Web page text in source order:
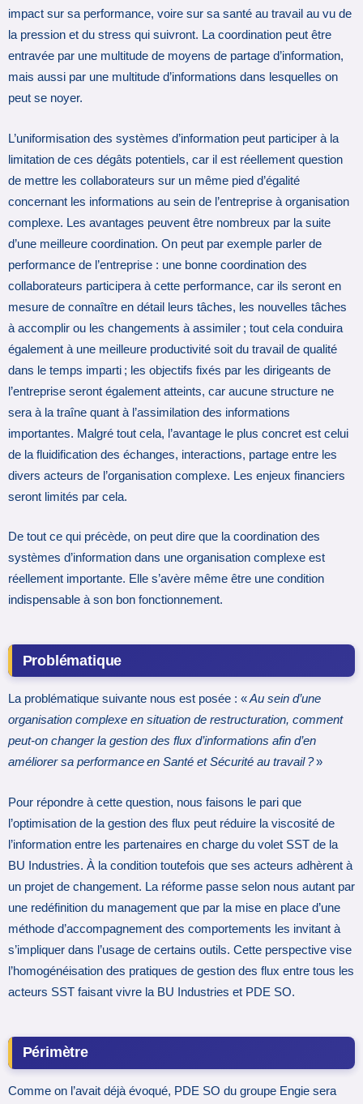
impact sur sa performance, voire sur sa santé au travail au vu de
la pression et du stress qui suivront. La coordination peut être
entravée par une multitude de moyens de partage d’information,
mais aussi par une multitude d’informations dans lesquelles on
peut se noyer.
L’uniformisation des systèmes d’information peut participer à la
limitation de ces dégâts potentiels, car il est réellement question
de mettre les collaborateurs sur un même pied d’égalité
concernant les informations au sein de l’entreprise à organisation
complexe. Les avantages peuvent être nombreux par la suite
d’une meilleure coordination. On peut par exemple parler de
performance de l’entreprise : une bonne coordination des
collaborateurs participera à cette performance, car ils seront en
mesure de connaître en détail leurs tâches, les nouvelles tâches
à accomplir ou les changements à assimiler ; tout cela conduira
également à une meilleure productivité soit du travail de qualité
dans le temps imparti ; les objectifs fixés par les dirigeants de
l’entreprise seront également atteints, car aucune structure ne
sera à la traîne quant à l’assimilation des informations
importantes. Malgré tout cela, l’avantage le plus concret est celui
de la fluidification des échanges, interactions, partage entre les
divers acteurs de l’organisation complexe. Les enjeux financiers
seront limités par cela.
De tout ce qui précède, on peut dire que la coordination des
systèmes d’information dans une organisation complexe est
réellement importante. Elle s’avère même être une condition
indispensable à son bon fonctionnement.
Problématique
La problématique suivante nous est posée : «Au sein d’une
organisation complexe en situation de restructuration, comment
peut-on changer la gestion des flux d’informations afin d’en
améliorer sa performance en Santé et Sécurité au travail ?»
Pour répondre à cette question, nous faisons le pari que
l’optimisation de la gestion des flux peut réduire la viscosité de
l’information entre les partenaires en charge du volet SST de la
BU Industries. À la condition toutefois que ses acteurs adhèrent à
un projet de changement. La réforme passe selon nous autant par
une redéfinition du management que par la mise en place d’une
méthode d’accompagnement des comportements les invitant à
s’impliquer dans l’usage de certains outils. Cette perspective vise
l’homogénéisation des pratiques de gestion des flux entre tous les
acteurs SST faisant vivre la BU Industries et PDE SO.
Périmètre
Comme on l’avait déjà évoqué, PDE SO du groupe Engie sera